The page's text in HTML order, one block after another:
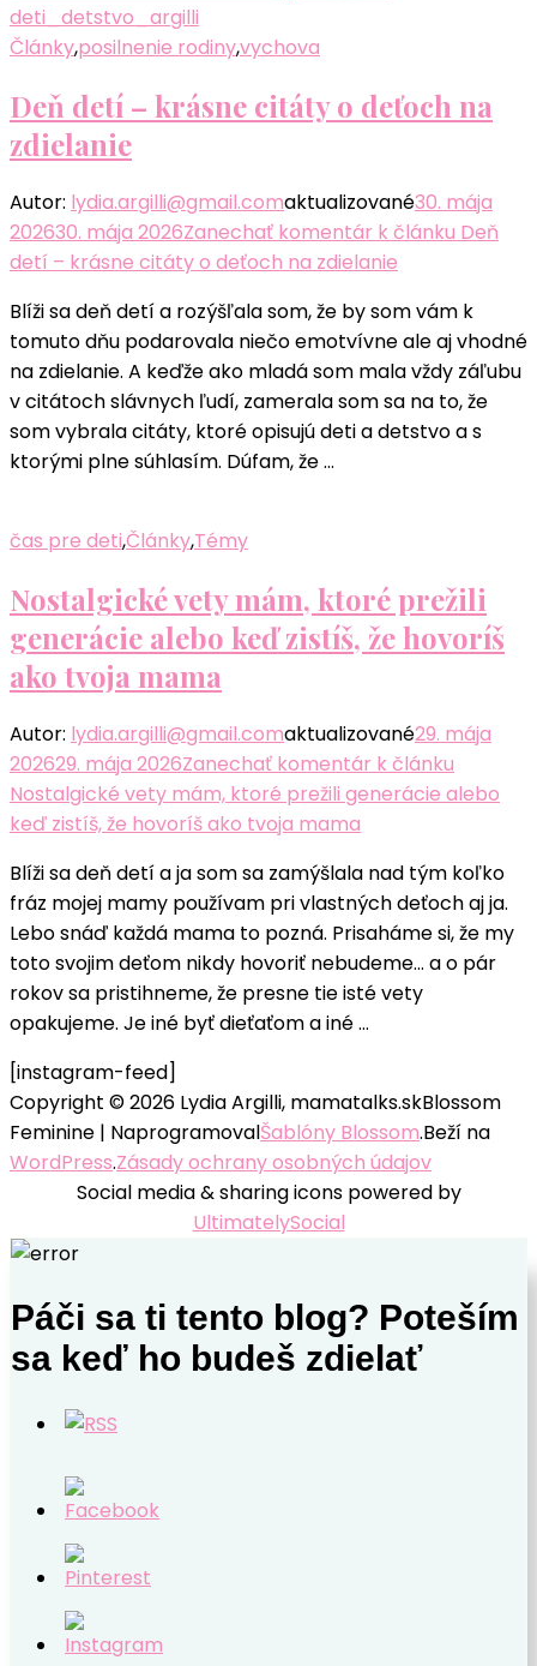
Články,posilnenie rodiny,vychova
Deň detí – krásne citáty o deťoch na
zdielanie
Autor: lydia.argilli@gmail.comaktualizované30. mája
202630. mája 2026Zanechať komentár k článku Deň
detí – krásne citáty o deťoch na zdielanie
Blíži sa deň detí a rozýšľala som, že by som vám k
tomuto dňu podarovala niečo emotvívne ale aj vhodné
na zdielanie. A keďže ako mladá som mala vždy záľubu
v citátoch slávnych ľudí, zamerala som sa na to, že
som vybrala citáty, ktoré opisujú deti a detstvo a s
ktorými plne súhlasím. Dúfam, že …
čas pre deti,Články,Témy
Nostalgické vety mám, ktoré prežili
generácie alebo keď zistíš, že hovoríš
ako tvoja mama
Autor: lydia.argilli@gmail.comaktualizované29. mája
202629. mája 2026Zanechať komentár k článku
Nostalgické vety mám, ktoré prežili generácie alebo
keď zistíš, že hovoríš ako tvoja mama
Blíži sa deň detí a ja som sa zamýšlala nad tým koľko
fráz mojej mamy používam pri vlastných deťoch aj ja.
Lebo snáď každá mama to pozná. Prisaháme si, že my
toto svojim deťom nikdy hovoriť nebudeme… a o pár
rokov sa pristihneme, že presne tie isté vety
opakujeme. Je iné byť dieťaťom a iné …
[instagram-feed]
Copyright © 2026 Lydia Argilli, mamatalks.skBlossom
Feminine | NaprogramovalŠablóny Blossom.Beží na
WordPress.Zásady ochrany osobných údajov
Social media & sharing icons powered by
UltimatelySocial
Páči sa ti tento blog? Poteším
sa keď ho budeš zdielať